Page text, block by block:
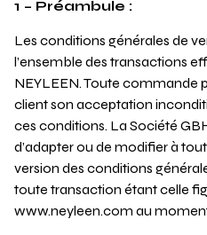
1 – Préambule :
Les conditions générales de
l’ensemble des transactions
NEYLEEN. Toute commande
client son acceptation
ces conditions. La Société
d’adapter ou de modifier à
version des conditions
toute transaction étant celle
www.neyleen.com au